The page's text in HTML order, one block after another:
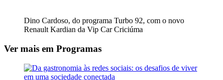
Dino Cardoso, do programa Turbo 92, com o novo
Renault Kardian da Vip Car Criciúma
Ver mais em Programas